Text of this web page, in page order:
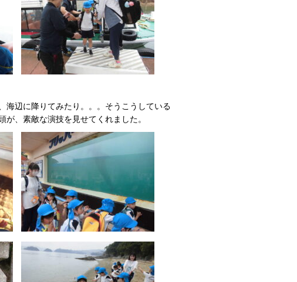
海辺に降りてみたり。。。そうこうしている
、素敵な演技を見せてくれました。